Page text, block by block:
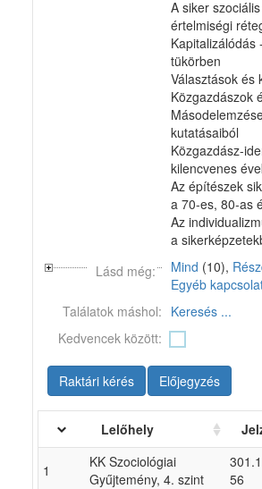
A siker
értelmiségi
Kapitalizálódás
tükörben
Választások és
Közgazdászok
kutatásaiból
Közgazdász-
kilencvenes
Az építészek
a 70-es, 80-as
Az
a
Lásd még:
Mind (10),
Egyéb
Találatok máshol: Keresés ...
Kedvencek között:
Raktári kérés Előjegyzés
Lelőhely
1
KK Szociológiai
Gyűjtemény, 4. szint
56